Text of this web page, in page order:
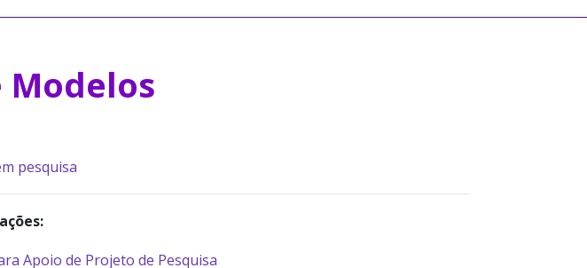
Modelos
pesquisa
Apoio de Projeto de Pesquisa